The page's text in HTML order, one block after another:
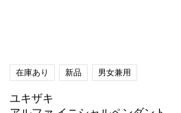
在庫あり 新品 男女兼用
ユキザキ